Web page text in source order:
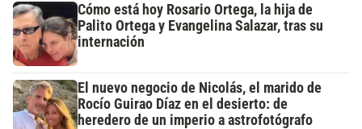
Cómo está hoy Rosario Ortega, la hija de
Palito Ortega y Evangelina Salazar, tras su
internación
El nuevo negocio de Nicolás, el marido de
Rocío Guirao Díaz en el desierto: de
heredero de un imperio a astrofotógrafo